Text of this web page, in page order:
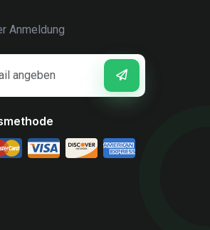
Anmeldung